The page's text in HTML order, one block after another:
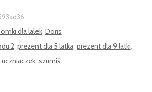
dla lalek, Doris
2, prezent dla 5 latka, prezent dla 9 latki,
, szumiś